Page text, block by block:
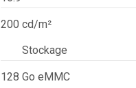
200 cd/m²
Stockage
128 Go eMMC